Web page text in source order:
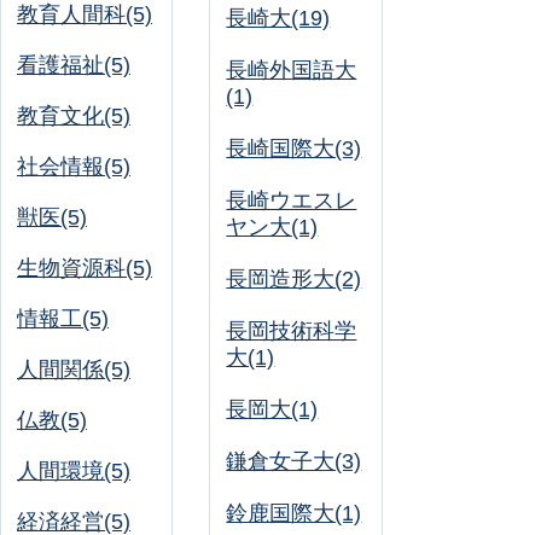
教育人間科(5)
看護福祉(5)
教育文化(5)
社会情報(5)
獣医(5)
生物資源科(5)
情報工(5)
人間関係(5)
仏教(5)
人間環境(5)
経済経営(5)
長崎大(19)
長崎外国語大
(1)
長崎国際大(3)
長崎ウエスレ
ヤン大(1)
長岡造形大(2)
長岡技術科学
大(1)
長岡大(1)
鎌倉女子大(3)
鈴鹿国際大(1)